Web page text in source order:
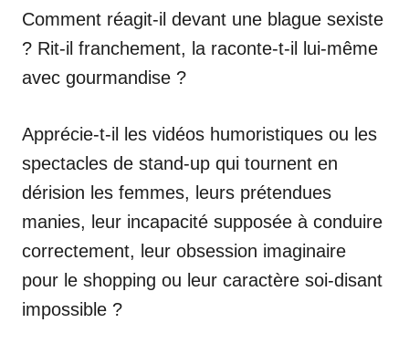
Comment réagit-il devant une blague sexiste
? Rit-il franchement, la raconte-t-il lui-même
avec gourmandise ?
Apprécie-t-il les vidéos humoristiques ou les
spectacles de stand-up qui tournent en
dérision les femmes, leurs prétendues
manies, leur incapacité supposée à conduire
correctement, leur obsession imaginaire
pour le shopping ou leur caractère soi-disant
impossible ?